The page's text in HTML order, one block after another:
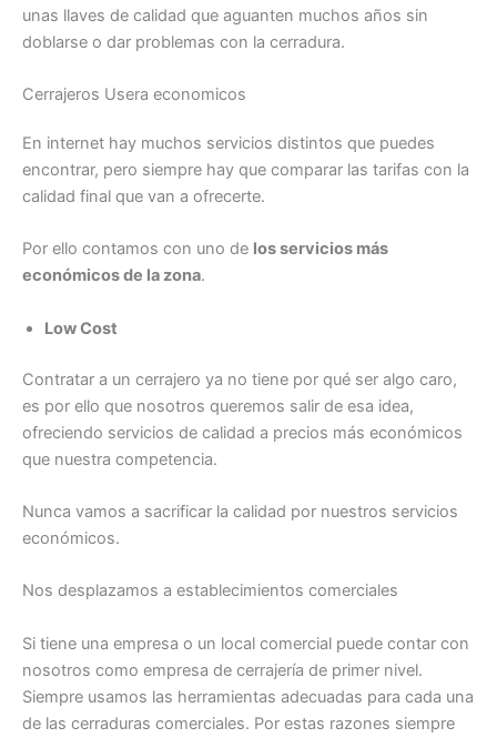
unas llaves de calidad que aguanten muchos años sin
doblarse o dar problemas con la cerradura.
Cerrajeros Usera economicos
En internet hay muchos servicios distintos que puedes
encontrar, pero siempre hay que comparar las tarifas con la
calidad final que van a ofrecerte.
Por ello contamos con uno de los servicios más
económicos de la zona.
Low Cost
Contratar a un cerrajero ya no tiene por qué ser algo caro,
es por ello que nosotros queremos salir de esa idea,
ofreciendo servicios de calidad a precios más económicos
que nuestra competencia.
Nunca vamos a sacrificar la calidad por nuestros servicios
económicos.
Nos desplazamos a establecimientos comerciales
Si tiene una empresa o un local comercial puede contar con
nosotros como empresa de cerrajería de primer nivel.
Siempre usamos las herramientas adecuadas para cada una
de las cerraduras comerciales. Por estas razones siempre